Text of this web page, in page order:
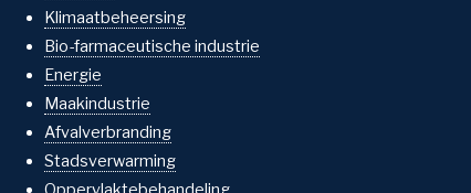
Klimaatbeheersing
Bio-farmaceutische industrie
Energie
Maakindustrie
Afvalverbranding
Stadsverwarming